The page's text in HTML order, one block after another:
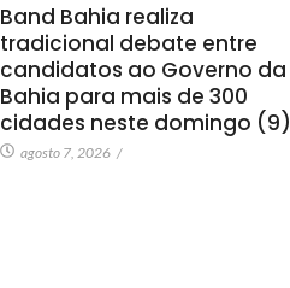
Band Bahia realiza
tradicional debate entre
candidatos ao Governo da
Bahia para mais de 300
cidades neste domingo (9)
agosto 7, 2026 /